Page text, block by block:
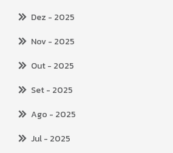
Dez - 2025
Nov- 2025
Out- 2025
Set- 2025
Ago - 2025
Jul- 2025